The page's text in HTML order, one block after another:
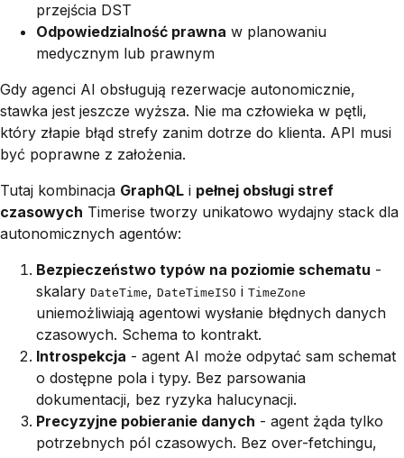
przejścia DST
Odpowiedzialność prawna w planowaniu
medycznym lub prawnym
Gdy agenci AI obsługują rezerwacje autonomicznie,
stawka jest jeszcze wyższa. Nie ma człowieka w pętli,
który złapie błąd strefy zanim dotrze do klienta. API musi
być poprawne z założenia.
Tutaj kombinacja GraphQL i pełnej obsługi stref
czasowych Timerise tworzy unikatowo wydajny stack dla
autonomicznych agentów:
Bezpieczeństwo typów na poziomie schematu -
skalary DateTime, DateTimeISO i TimeZone
uniemożliwiają agentowi wysłanie błędnych danych
czasowych. Schema to kontrakt.
Introspekcja - agent AI może odpytać sam schemat
o dostępne pola i typy. Bez parsowania
dokumentacji, bez ryzyka halucynacji.
Precyzyjne pobieranie danych - agent żąda tylko
potrzebnych pól czasowych. Bez over-fetchingu,